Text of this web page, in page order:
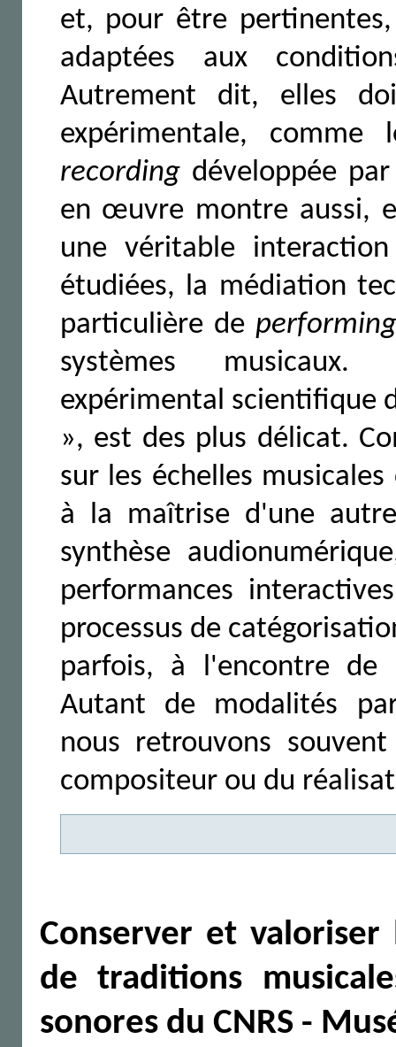
et, pour être
adaptées aux
Autrement dit, elles
expérimentale,
recordingdéveloppée
en œuvre montre aussi,
une véritable
étudiées, la médiation
particulière de
systèmes
expérimental scientifique
», est des plus délicat.
sur les échelles
à la maîtrise d'une
synthèse
performances
processus de
parfois, à l'encontre de
Autant de modalités
nous retrouvons
compositeur ou du
Conserver et valoriser
de traditions
sonores du CNRS -